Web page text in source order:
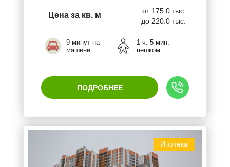
Цена за кв. м
от 175.0 тыс.
до 220.0 тыс.
9 минут на
машине
1 ч. 5 мин.
пешком
ПОДРОБНЕЕ
Ипотека